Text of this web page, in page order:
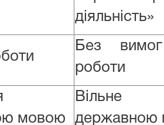
діяльність»
Без
роботи
мовою
Вільне
державною